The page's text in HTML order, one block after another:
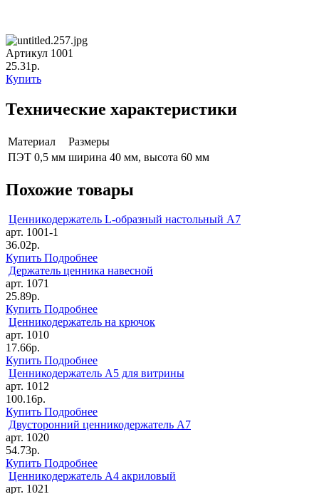
Артикул 1001
25.31р.
Купить
Технические характеристики
Материал
Размеры
ПЭТ 0,5 мм ширина 40 мм, высота 60 мм
Похожие товары
Ценникодержатель L-образный настольный А7
арт. 1001-1
36.02р.
Купить Подробнее
Держатель ценника навесной
арт. 1071
25.89р.
Купить Подробнее
Ценникодержатель на крючок
арт. 1010
17.66р.
Купить Подробнее
Ценникодержатель А5 для витрины
арт. 1012
100.16р.
Купить Подробнее
Двусторонний ценникодержатель А7
арт. 1020
54.73р.
Купить Подробнее
Ценникодержатель А4 акриловый
арт. 1021